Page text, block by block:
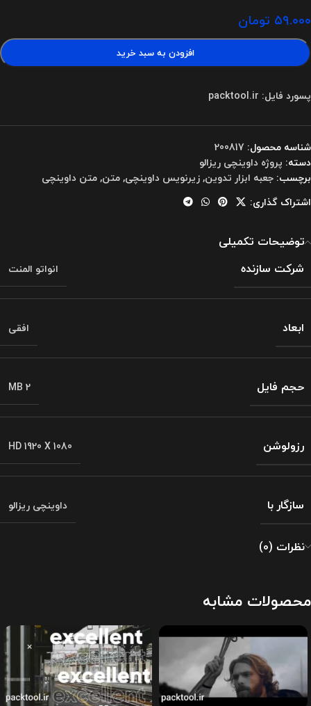
۵۹.۰۰۰ تومان
افزودن به سبد خرید
پسورد فایل: packtool.ir
شناسه محصول: 200817
دسته: پروژه داوینچی ریزالو
برچسب: جعبه ابزار تدوین,زیرنویس داوینچی,متن,متن داوینچی
اشتراک گذاری:
توضیحات تکمیلی
شرکت سازنده
انواتو المنت
ابعاد افقی
حجم فایل 2 MB
رزولوشن HD 1920 X 1080
سازگار با داوینچی ریزالو
نظرات (0)
محصولات مشابه